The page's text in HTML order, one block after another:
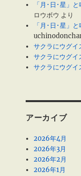
「月･日･星」
ロウボウ より
「月･日･星」
サクラにウグイ
サクラにウグイ
サクラにウグイ
アーカイブ
2026年4月
2026年3月
2026年2月
2026年1月